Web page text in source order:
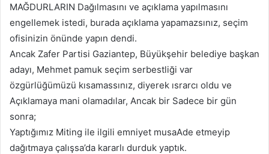
MAĞDURLARIN Dağılmasını ve açıklama yapılmasını
engellemek istedi, burada açıklama yapamazsınız, seçim
ofisinizin önünde yapın dendi.
Ancak Zafer Partisi Gaziantep, Büyükşehir belediye başkan
adayı, Mehmet pamuk seçim serbestliği var
özgürlüğümüzü kısamassınız, diyerek ısrarcı oldu ve
Açıklamaya mani olamadılar, Ancak bir Sadece bir gün
sonra;
Yaptığımız Miting ile ilgili emniyet musaAde etmeyip
dağıtmaya çalışsa’da kararlı durduk yaptık.